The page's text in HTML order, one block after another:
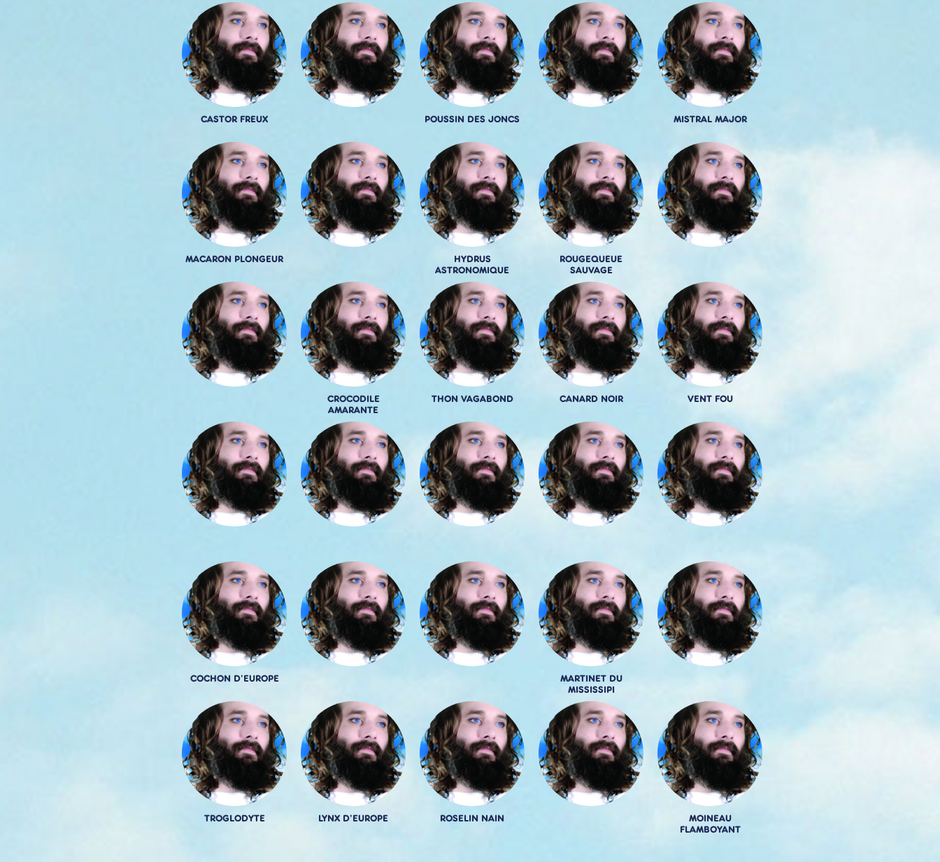
CASTOR FREUX POUSSIN DES JONCS MISTRAL MAJOR
MACARON PLONGEUR
HYDRUS
ASTRONOMIQUE
ROUGEQUEUE
SAUVAGE
CROCODILE
AMARANTE
THON VAGABOND CANARD NOIR VENT FOU
COCHON D'EUROPE
MARTINET DU
MISSISSIPI
TROGLODYTE LYNX D'EUROPE ROSELIN NAIN
MOINEAU
FLAMBOYANT